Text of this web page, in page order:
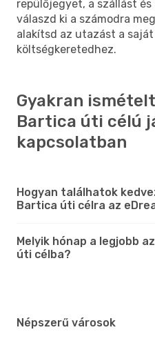
repülőjegyet, a szállást
válaszd ki a számodra
alakítsd az utazást a
költségkeretedhez.
Gyakran
Bartica úti célú
kapcsolatban
Hogyan találhatok
Bartica úti célra az
Melyik hónap a legjobb
úti célba?
Népszerű városok